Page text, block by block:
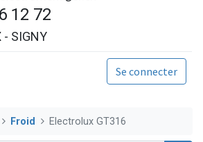
12 72
- SIGNY
Se connecter
Froid Electrolux GT316